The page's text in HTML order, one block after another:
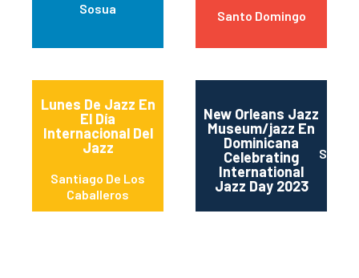
Sosua Santo Domingo
Lunes De Jazz En
El Día
Internacional Del
Jazz
Santiago De Los
Caballeros
New Orleans Jazz
Museum/jazz En
Dominicana
Celebrating
International
Jazz Day 2023
Santo